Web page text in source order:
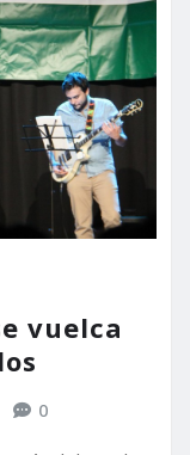
vuelca
0